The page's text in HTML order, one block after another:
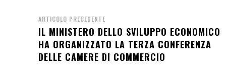
ARTICOLO PRECEDENTE
IL MINISTERO DELLO SVILUPPO ECONOMICO
HA ORGANIZZATO LA TERZA CONFERENZA
DELLE CAMERE DI COMMERCIO